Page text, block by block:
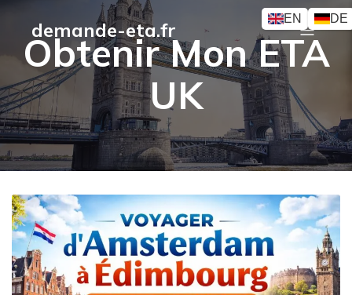
demande-eta.fr
Obtenir Mon ETA
UK
EN DE